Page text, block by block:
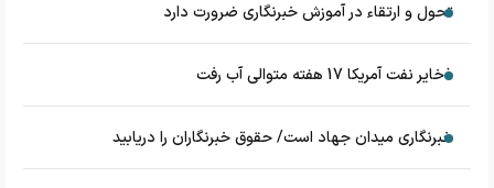
تحول و ارتقاء در آموزش خبرنگاری ضرورت دارد
ذخایر نفت آمریکا 17 هفته متوالی آب رفت
خبرنگاری میدان جهاد است/ حقوق خبرنگاران را دریابید